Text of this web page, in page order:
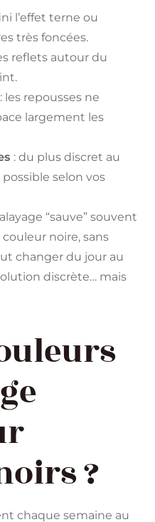
l’effet terne ou
très foncées.
reflets autour du
: les repousses ne
largement les
: du plus discret au
selon vos
“sauve” souvent
noire, sans
changer du jour au
discrète… mais
?
chaque semaine au